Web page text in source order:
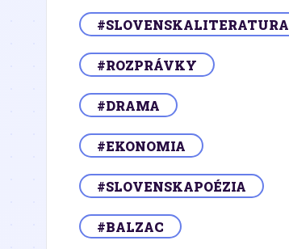
#SLOVENSKALITERATURA
#ROZPRÁVKY
#DRAMA
#EKONOMIA
#SLOVENSKAPOÉZIA
#BALZAC